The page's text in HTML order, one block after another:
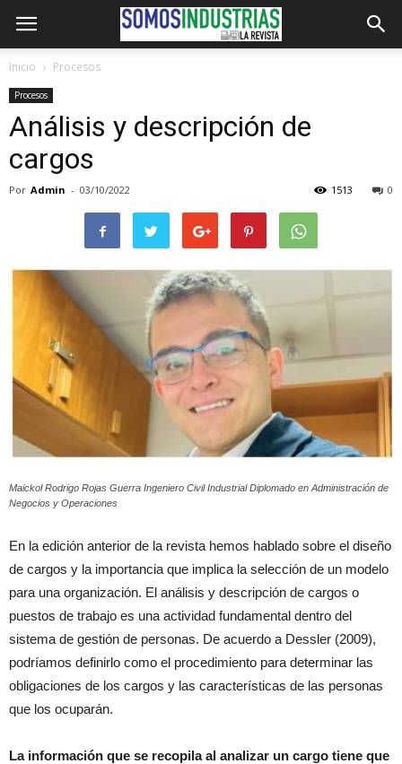
Inicio Procesos
Procesos
Análisis y descripción de
cargos
Por Admin - 03/10/2022 0
1513
Maickol Rodrigo Rojas Guerra Ingeniero Civil Industrial Diplomado en Administración de
Negocios y Operaciones
En la edición anterior de la revista hemos hablado sobre el diseño
de cargos y la importancia que implica la selección de un modelo
para una organización. El análisis y descripción de cargos o
puestos de trabajo es una actividad fundamental dentro del
sistema de gestión de personas. De acuerdo a Dessler (2009),
podríamos definirlo como el procedimiento para determinar las
obligaciones de los cargos y las características de las personas
que los ocuparán.
La información que se recopila al analizar un cargo tiene que